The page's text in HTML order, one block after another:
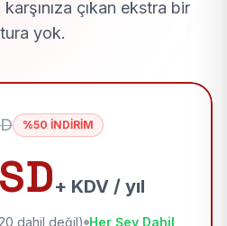
çıkan ekstra bir
yok.
%50 İNDİRİM
+ KDV / yıl
dahil değil) Her Şey Dahil